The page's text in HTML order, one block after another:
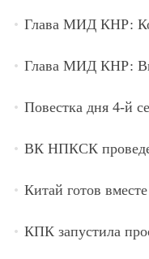
Глава МИД КНР:
Глава МИД КНР:
Повестка дня 4-й
ВК НПКСК
Китай готов
КПК запустила